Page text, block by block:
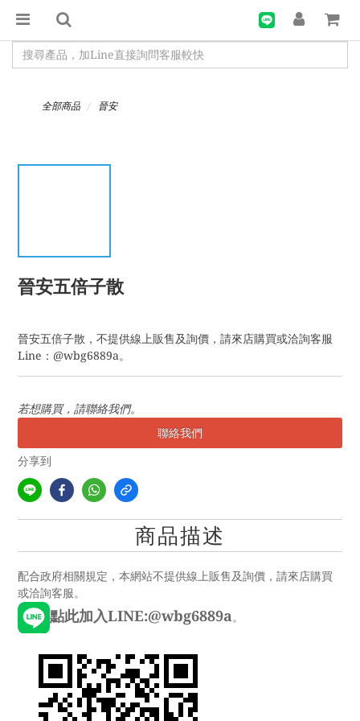
全部商品 晉安
晉安五倍子散
晉安五倍子散，不提供線上販售及詢價，請來店購買或洽詢客服
Line：@wbg6889a。
若想購買，請聯絡我們。
聯絡我們
分享到
商品描述
配合政府相關規定，本網站不提供線上販售及詢價，請來店購買
或洽詢客服。
點此加入LINE:@wbg6889a。